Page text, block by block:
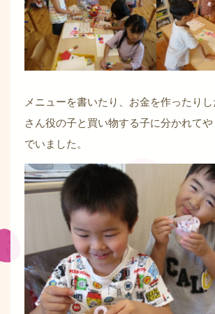
メニューを書いたり、お金を作ったり
さん役の子と買い物する子に分かれて
でいました。